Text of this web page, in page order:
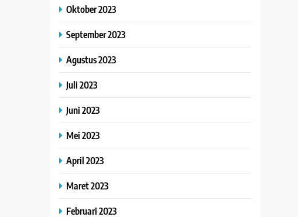
Oktober 2023
September 2023
Agustus 2023
Juli 2023
Juni 2023
Mei 2023
April 2023
Maret 2023
Februari 2023